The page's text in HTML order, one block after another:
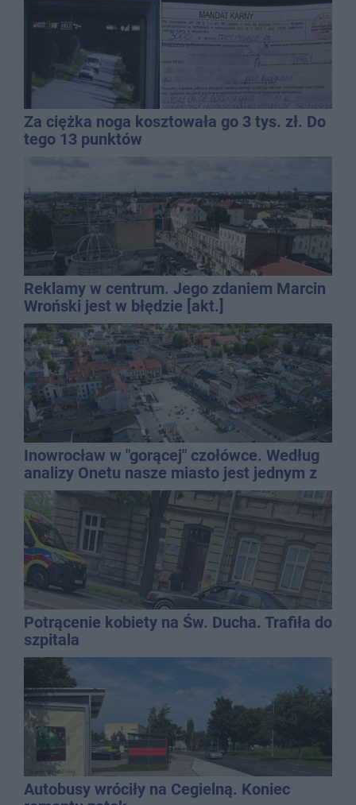
Za ciężka noga kosztowała go 3 tys. zł. Do
tego 13 punktów
Reklamy w centrum. Jego zdaniem Marcin
Wroński jest w błędzie [akt.]
Inowrocław w "gorącej" czołówce. Według
analizy Onetu nasze miasto jest jednym z
najbardziej narażonych na upały
Potrącenie kobiety na Św. Ducha. Trafiła do
szpitala
Autobusy wróciły na Cegielną. Koniec